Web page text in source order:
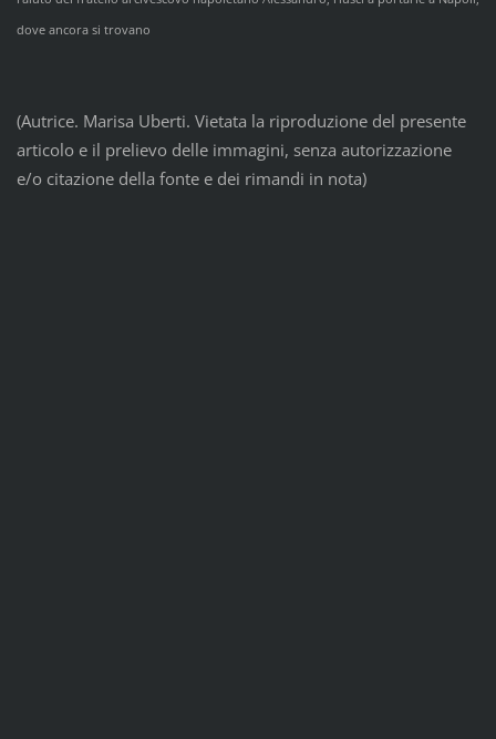
dove ancora si trovano
(Autrice. Marisa Uberti. Vietata la riproduzione del presente
articolo e il prelievo delle immagini, senza autorizzazione
e/o citazione della fonte e dei rimandi in nota)